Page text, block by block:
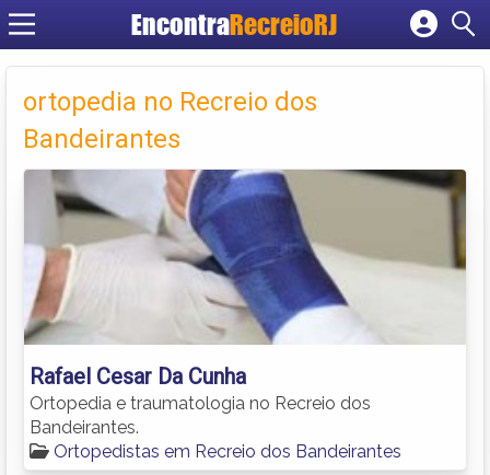
EncontraRecreioRJ
Cadastrar empresa
Criar conta
ortopedia no Recreio dos
Bandeirantes
Rafael Cesar Da Cunha
Ortopedia e traumatologia no Recreio dos
Bandeirantes.
Ortopedistas em Recreio dos Bandeirantes